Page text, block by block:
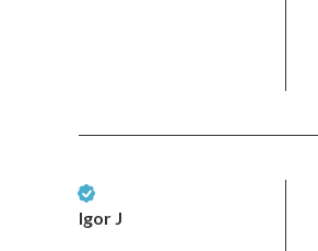
Igor J